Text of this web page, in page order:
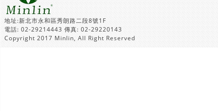
地址:新北市永和區秀朗路二段8號1F
電話: 02-29214443 傳真: 02-29220143
Copyright 2017 Minlin, All Right Reserved